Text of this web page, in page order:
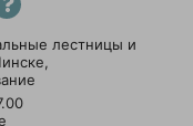
лестницы и
,